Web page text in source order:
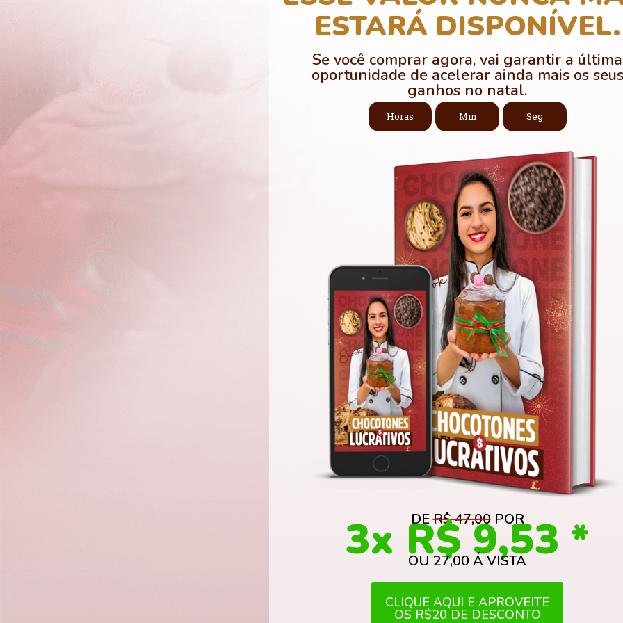
ESTARÁ DISPONÍVEL.
Se você comprar agora, vai garantir a última
oportunidade de acelerar ainda mais os seus
ganhos no natal.
Horas Min Seg
DER$ 47,00POR
3x R$ 9,53 *
OU 27,00 Á VISTA
CLIQUE AQUI E APROVEITE
OS R$20 DE DESCONTO